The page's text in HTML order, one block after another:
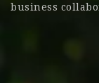
business